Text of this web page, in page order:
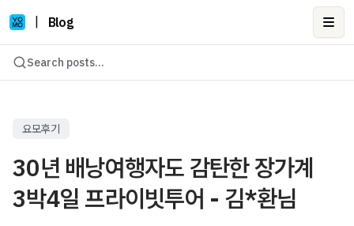
Blog
Search posts...
요모후기
30년 배낭여행자도 감탄한 장가계
3박4일 프라이빗투어 - 김*환님